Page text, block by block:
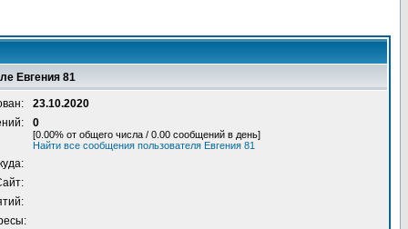
Евгения 81
23.10.2020
0
[0.00% от общего числа / 0.00 сообщений в день]
Найти все сообщения пользователя Евгения 81